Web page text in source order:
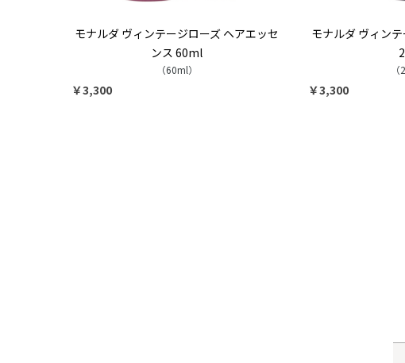
モナルダ ヴィンテージローズ ヘアエッセ
ンス 60ml
（60ml）
￥3,300
モナルダ ヴィン
￥3,300